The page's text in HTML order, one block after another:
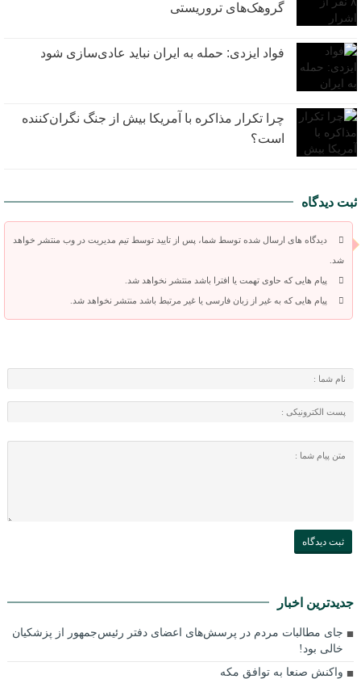
گروهک‌های تروریستی
فواد ایزدی: حمله به ایران نباید عادی‌سازی شود
چرا تکرار مذاکره با آمریکا بیش از جنگ نگران‌کننده
است؟
ثبت دیدگاه
دیدگاه های ارسال شده توسط شما، پس از تایید توسط تیم مدیریت در وب منتشر خواهد
شد.
پیام هایی که حاوی تهمت یا افترا باشد منتشر نخواهد شد.
پیام هایی که به غیر از زبان فارسی یا غیر مرتبط باشد منتشر نخواهد شد.
جدیدترین اخبار
جای مطالبات مردم در پرسش‌های اعضای دفتر رئیس‌جمهور از پزشکیان
خالی بود!
واکنش صنعا به توافق مکه